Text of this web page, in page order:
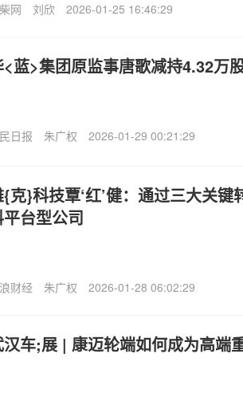
网 刘欣 2026-01-25 16:46:29
蓝>集团原监事唐歌减持4.32万
日报 朱广权 2026-01-29 00:21:29
克}科技覃‘红’健：通过三大关
台型公司
财经 朱广权 2026-01-28 06:02:29
车;展 | 康迈轮端如何成为高端